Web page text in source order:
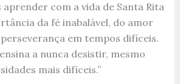
aprender com a vida de Santa Rita
da fé inabalável, do amor
em tempos difíceis.
a nunca desistir, mesmo
mais difíceis.”